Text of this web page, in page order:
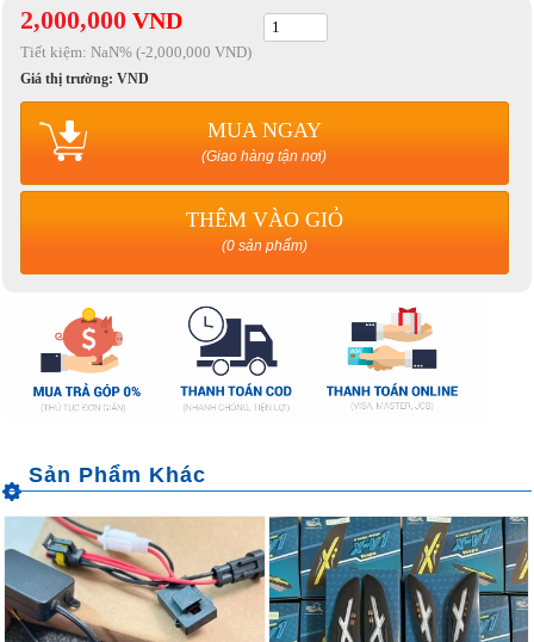
2,000,000 VND
Tiết kiệm:NaN% (-2,000,000 VND)
Giá thị trường:VND
MUA NGAY
(Giao hàng tận nơi)
THÊM VÀO GIỎ
(0 sản phẩm)